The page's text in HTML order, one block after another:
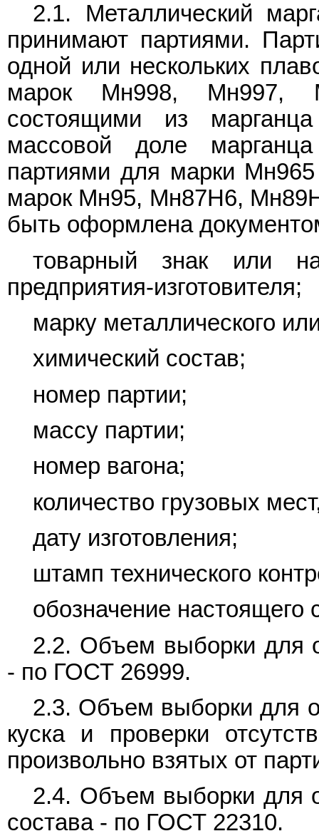
2.1. Металлический
принимают партиями.
одной или нескольких
марок Мн998, Мн997,
состоящими из
массовой доле
партиями для марки
марок Мн95, Мн87Н6,
быть оформлена
товарный знак или
предприятия-изготовителя;
марку металлического
химический состав;
номер партии;
массу партии;
номер вагона;
количество грузовых
дату изготовления;
штамп технического
обозначение настоящего
2.2. Объем выборки для
- по ГОСТ 26999.
2.3. Объем выборки для
куска и проверки
произвольно взятых от
2.4. Объем выборки для
состава - по ГОСТ 22310.